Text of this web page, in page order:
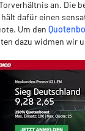
an. Die
dafür einen
Um den
dazu widmen wir